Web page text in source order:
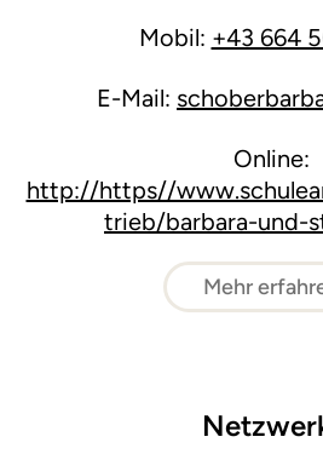
Mobil: +43 664
E-Mail:
Online:
http://https//
trieb/barbara-und-
Mehr